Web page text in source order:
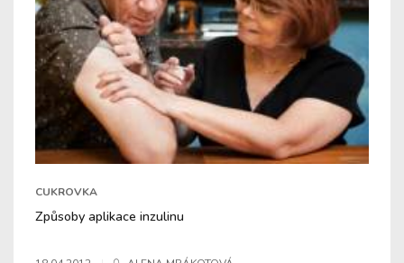
CUKROVKA
Způsoby aplikace inzulinu